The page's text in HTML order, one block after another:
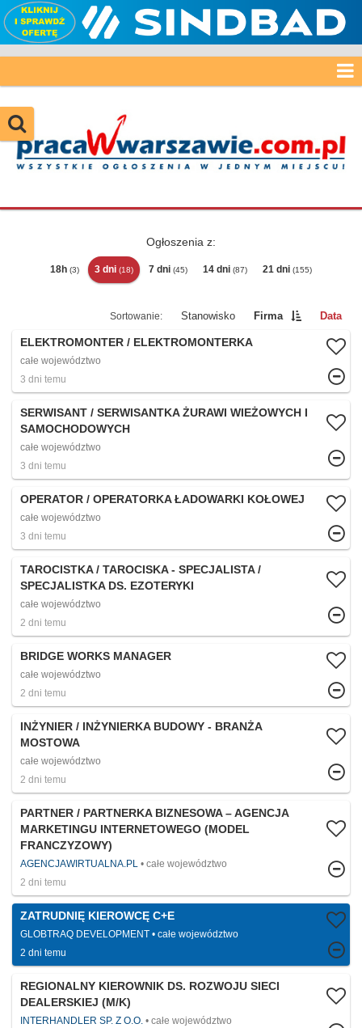
Ogłoszenia z:
18h (3) 3 dni (18) 7 dni (45) 14 dni (87) 21 dni (155)
Stanowisko Firma Data
ELEKTROMONTER / ELEKTROMONTERKA
całe województwo
3 dni temu
SERWISANT / SERWISANTKA ŻURAWI WIEŻOWYCH I
SAMOCHODOWYCH
całe województwo
3 dni temu
OPERATOR / OPERATORKA ŁADOWARKI KOŁOWEJ
całe województwo
3 dni temu
TAROCISTKA / TAROCISKA - SPECJALISTA /
SPECJALISTKA DS. EZOTERYKI
całe województwo
2 dni temu
BRIDGE WORKS MANAGER
całe województwo
2 dni temu
INŻYNIER / INŻYNIERKA BUDOWY - BRANŻA
MOSTOWA
całe województwo
2 dni temu
PARTNER / PARTNERKA BIZNESOWA – AGENCJA
MARKETINGU INTERNETOWEGO (MODEL
FRANCZYZOWY)
AGENCJAWIRTUALNA.PL
całe województwo
2 dni temu
ZATRUDNIĘ KIEROWCĘ C+E
GLOBTRAQ DEVELOPMENT
całe województwo
2 dni temu
REGIONALNY KIEROWNIK DS. ROZWOJU SIECI
DEALERSKIEJ (M/K)
INTERHANDLER SP. Z O.O.
całe województwo